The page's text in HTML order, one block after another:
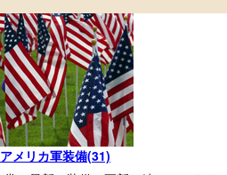
アメリカ軍装備(31)